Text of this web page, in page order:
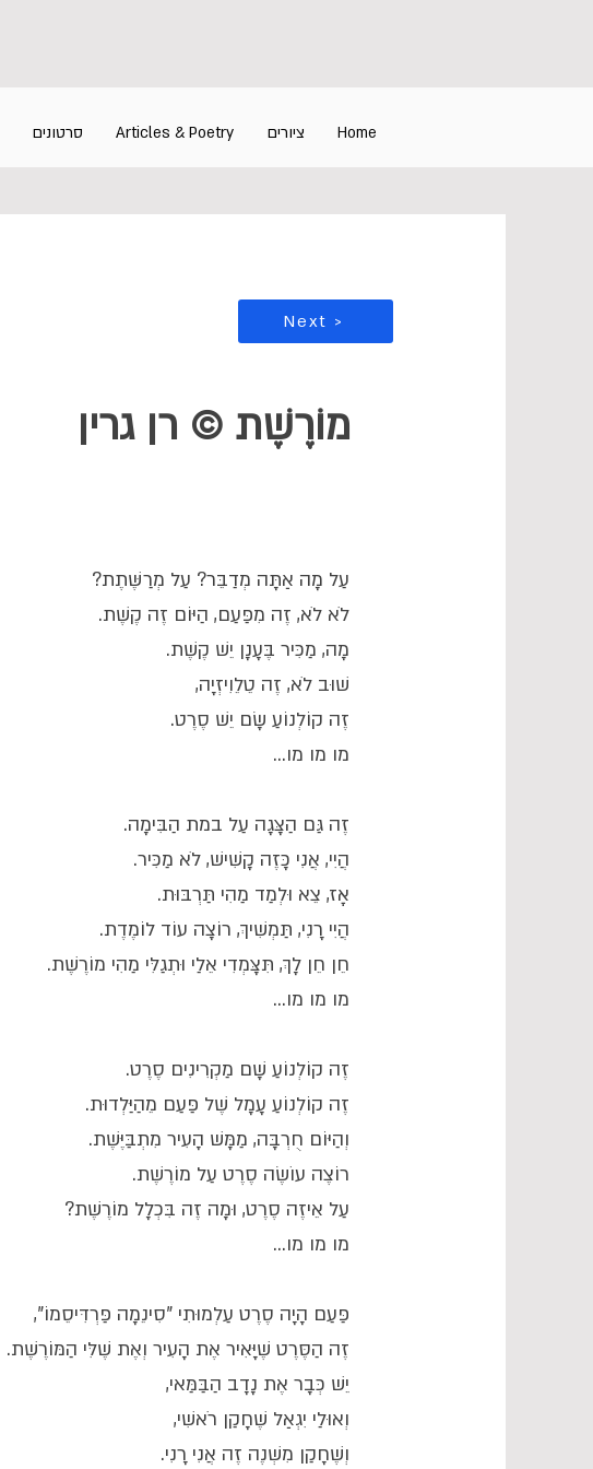
Home ציורים Articles & Poetry סרטונים
Next >
מוֹרֶשֶׁת © רן גרין
עַל מָה אַתָּה מְדַבֵּר? עַל מְרַשֶּׁתֶת?
לֹא לֹא, זֶה מִפַּעַם, הַיּוֹם זֶה קֶשֶׁת.
מָה, מַכִּיר בֶּעָנָן יֵשׁ קֶשֶׁת.
שׁוּב לֹא, זֶה טֵלֵוִיזְיָה,
זֶה קוֹלְנוֹעַ שָׂם יֵשׁ סֶרֶט.
מו מו מו...
זֶה גַּם הַצָּגָה עַל במת הַבִּימָה.
הֲיִי, אֲנִי כָּזֶה קָשִׁישׁ, לֹא מַכִּיר.
אָז, צֵא וּלְמַד מַהִי תַּרְבּוּת.
הֲיִי רָנִי, תַּמְשִׁיךְ, רוֹצָה עוֹד לוֹמֶדֶת.
חֵן חֵן לָךְ, תִּצָּמְדִי אֵלַי וּתְגַלִּי מַהִי מוֹרֶשֶׁת.
מו מו מו...
זֶה קוֹלְנוֹעַ שָׁם מַקְרִינִים סֶרֶט.
זֶה קוֹלְנוֹעַ עָמָל שֶׁל פַּעַם מֵהַיַּלְדוּת.
וְהַיּוֹם חֻרְבָּה, מַמָּשׁ הָעִיר מִתְבַּיֶּשֶׁת.
רוֹצֶה עוֹשֶׂה סֶרֶט עַל מוֹרֶשֶׁת.
עַל אֵיזֶה סֶרֶט, וּמָה זֶה בִּכְלָל מוֹרֶשֶׁת?
מו מו מו...
פַּעַם הָיָה סֶרֶט עַלְמוּתִי "סִינֵמָה פַּרְדִּיסֵמוֹ",
זֶה הַסֶּרֶט שֶׁיָּאִיר אֶת הָעִיר וְאֶת שֶׁלִּי הַמּוֹרֶשֶׁת.
יֵשׁ כְּבָר אֶת נָדָב הַבַּמַּאי,
וְאוּלַי יִגְאַל שֶׁחָקַן רֹאשִׁי,
וְשֶׁחָקַן מִשְׁנֶה זֶה אֲנִי רָנִי.